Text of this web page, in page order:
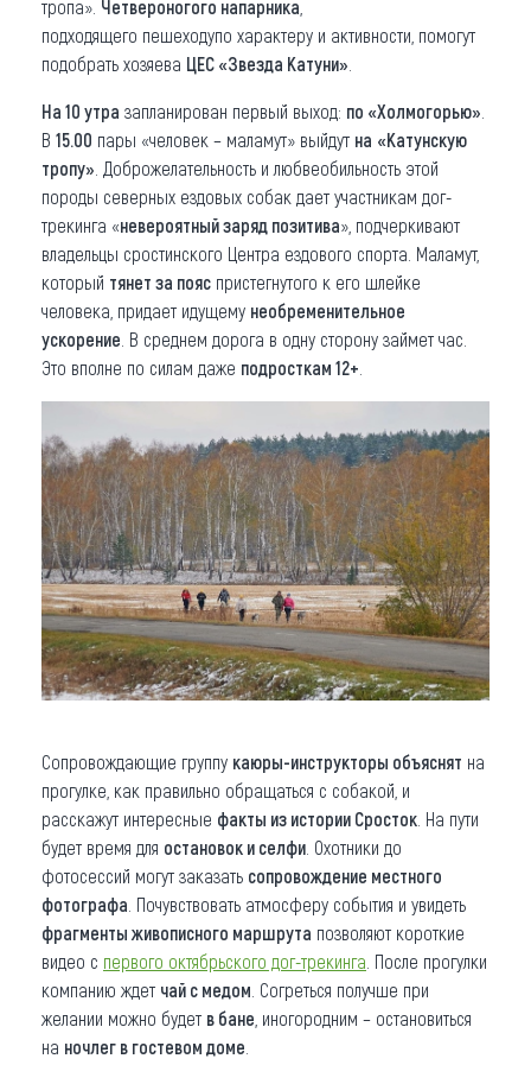
тропа». Четвероногого напарника
подходящего пешеходупо характеру и активности, помогут
подобрать хозяева ЦЕС «Звезда Катуни»
На 10 утра запланирован первый выход: по «Холмогорью»
В 15.00 пары «человек – маламут» выйдут на «Катунскую
тропу» . Доброжелательность и любвеобильность этой
породы северных ездовых собак дает участникам дог-
трекинга «невероятный заряд позитива», подчеркивают
владельцы сростинского Центра ездового спорта. Маламут,
который тянет за пояс пристегнутого к его шлейке
человека, придает идущему необременительное
ускорение . В среднем дорога в одну сторону займет час.
Это вполне по силам даже подросткам 12+
Сопровождающие группу каюры-инструкторы объяснят на
прогулке, как правильно обращаться с собакой, и
расскажут интересные факты из истории Сросток . На пути
будет время для остановок и селфи . Охотники до
фотосессий могут заказать сопровождение местного
фотографа . Почувствовать атмосферу события и увидеть
фрагменты живописного маршрута позволяют короткие
видео с первого октябрьского дог-трекинга . После прогулки
компанию ждет чай с медом . Согреться получше при
желании можно будет в бане , иногородним – остановиться
на ночлег в гостевом доме